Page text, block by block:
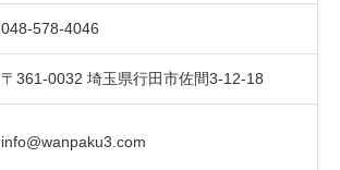
048-578-4046
〒361-0032 埼玉県行田市佐間3-12-18
info@wanpaku3.com